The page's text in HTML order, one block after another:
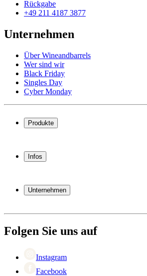
Rückgabe
+49 211 4187 3877
Unternehmen
Über Wineandbarrels
Wer sind wir
Black Friday
Singles Day
Cyber Monday
Produkte
Weinregal
Weinmöbel
Infos
Garantie
Bezahlung
Rückgabe
Unternehmen
Black Friday
Singles Day
Folgen Sie uns auf
Instagram
Facebook